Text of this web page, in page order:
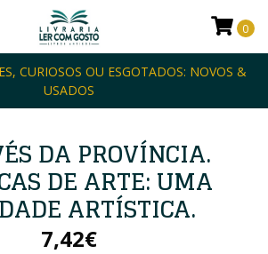
CURIOSOS OU ESGOTADOS: NOVOS &
USADOS
0
DA PROVÍNCIA.
DE ARTE: UMA
ARTÍSTICA.
7,42€